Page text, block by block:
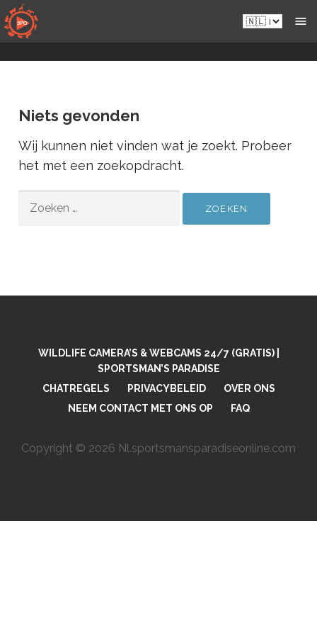
Naar
inhoud
gaan
Nl.sportsmansparadiseonline.com
Niets gevonden
Wij kunnen niet vinden wat je zoekt. Probeer
het met een zoekopdracht.
NAAR:
WILDLIFE CAMERA’S & WEBCAMS 24/7 (GRATIS) |
SPORTSMAN’S PARADISE
CHATREGELS
PRIVACYBELEID
OVER ONS
NEEM CONTACT MET ONS OP
FAQ
Copyright © 2026 Nl.sportsmansparadiseonline.com